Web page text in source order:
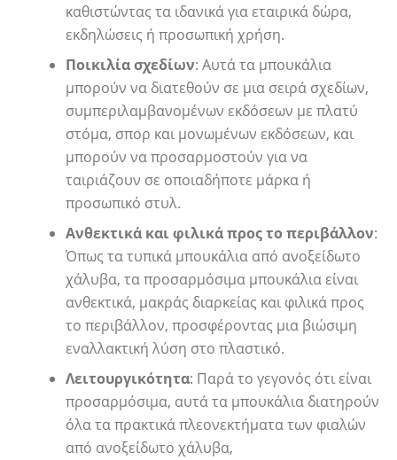
καθιστώντας τα ιδανικά για εταιρικά δώρα,
εκδηλώσεις ή προσωπική χρήση.
Ποικιλία σχεδίων: Αυτά τα μπουκάλια
μπορούν να διατεθούν σε μια σειρά σχεδίων,
συμπεριλαμβανομένων εκδόσεων με πλατύ
στόμα, σπορ και μονωμένων εκδόσεων, και
μπορούν να προσαρμοστούν για να
ταιριάζουν σε οποιαδήποτε μάρκα ή
προσωπικό στυλ.
Ανθεκτικά και φιλικά προς το περιβάλλον:
Όπως τα τυπικά μπουκάλια από ανοξείδωτο
χάλυβα, τα προσαρμόσιμα μπουκάλια είναι
ανθεκτικά, μακράς διαρκείας και φιλικά προς
το περιβάλλον, προσφέροντας μια βιώσιμη
εναλλακτική λύση στο πλαστικό.
Λειτουργικότητα: Παρά το γεγονός ότι είναι
προσαρμόσιμα, αυτά τα μπουκάλια διατηρούν
όλα τα πρακτικά πλεονεκτήματα των φιαλών
από ανοξείδωτο χάλυβα,